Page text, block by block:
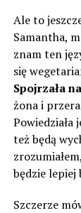
Ale to
Samantha,
znam ten
się
Spojrzała
żona i
Powiedziała
też będą
będzie lepiej
Szczerze